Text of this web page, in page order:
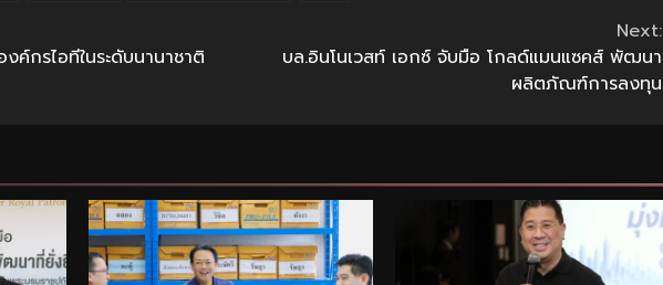
ค์กรไอทีในระดับนานาชาติ
Next:
บล.อินโนเวสท์ เอกซ์ จับมือ โกลด์แมนแซคส์ พัฒนา
ผลิตภัณฑ์การลงทุน